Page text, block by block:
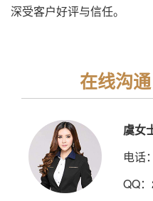
深受客户好评与信任。
在线沟
虞女
电话
QQ